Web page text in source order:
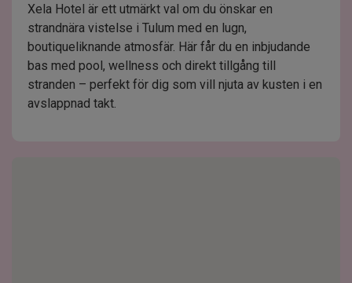
Xela Hotel är ett utmärkt val om du önskar en
strandnära vistelse i Tulum med en lugn,
boutiqueliknande atmosfär. Här får du en inbjudande
bas med pool, wellness och direkt tillgång till
stranden – perfekt för dig som vill njuta av kusten i en
avslappnad takt.